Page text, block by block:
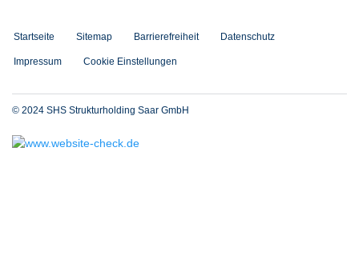
Startseite Sitemap Barrierefreiheit Datenschutz
Impressum Cookie Einstellungen
© 2024 SHS Strukturholding Saar GmbH